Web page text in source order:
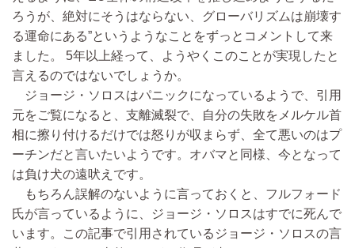
ろうが、絶対にそうはならない、グローバリズムは崩壊す
る運命にある”というようなことをずっとコメントして来
ました。 5年以上経って、ようやくこのことが実現したと
言えるのではないでしょうか。
ジョージ・ソロスはパニックになっているようで、引用
元をご覧になると、支離滅裂で、自分の失敗をメルケル首
相に擦り付けるだけでは怒りが収まらず、全て悪いのはプ
ーチンだと言いたいようです。オバマと同様、今となって
は負け犬の遠吠えです。
もちろん誤解のないように言っておくと、フルフォード
氏が言っているように、ジョージ・ソロスはすでに死んで
います。この記事で引用されているジョージ・ソロスの言